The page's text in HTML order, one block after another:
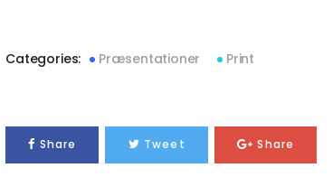
Categories: Præsentationer Print
Share Tweet Share